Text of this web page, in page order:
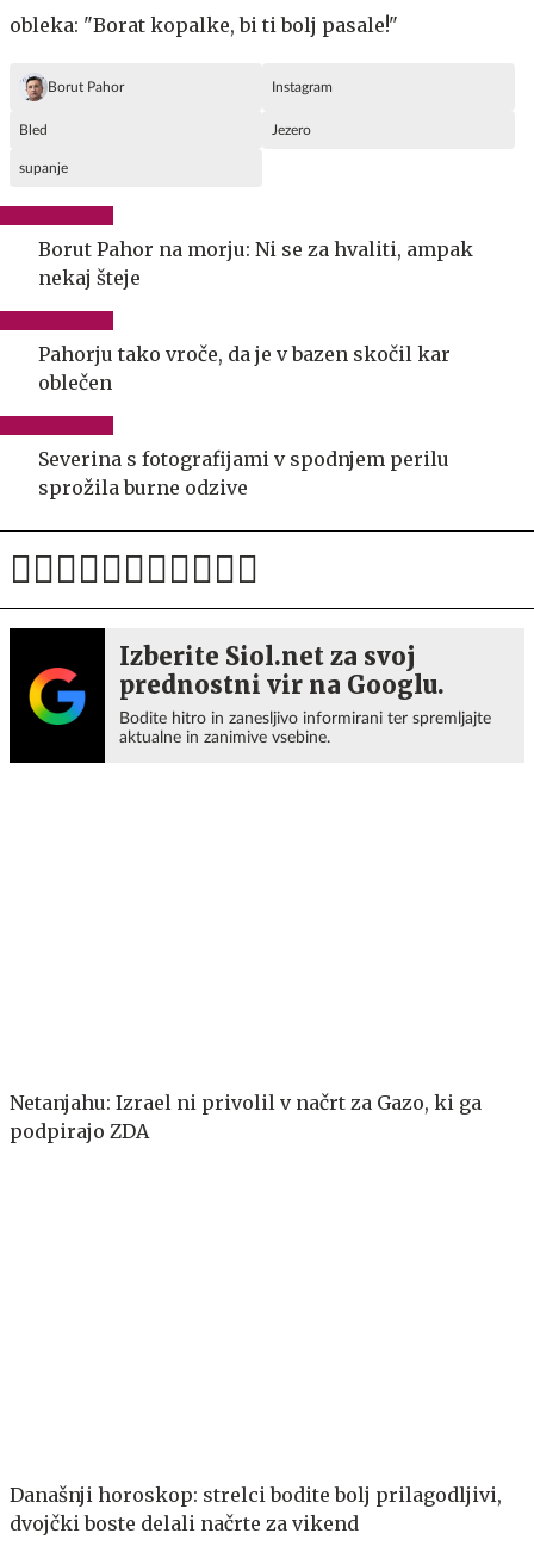
obleka: "Borat kopalke, bi ti bolj pasale!"
Borut Pahor Instagram
Bled Jezero
supanje
Borut Pahor na morju: Ni se za hvaliti, ampak
nekaj šteje
Pahorju tako vroče, da je v bazen skočil kar
oblečen
Severina s fotografijami v spodnjem perilu
sprožila burne odzive
Izberite Siol.net za svoj
prednostni vir na Googlu.
Bodite hitro in zanesljivo informirani ter spremljajte
aktualne in zanimive vsebine.
Netanjahu: Izrael ni privolil v načrt za Gazo, ki ga
podpirajo ZDA
Današnji horoskop: strelci bodite bolj prilagodljivi,
dvojčki boste delali načrte za vikend